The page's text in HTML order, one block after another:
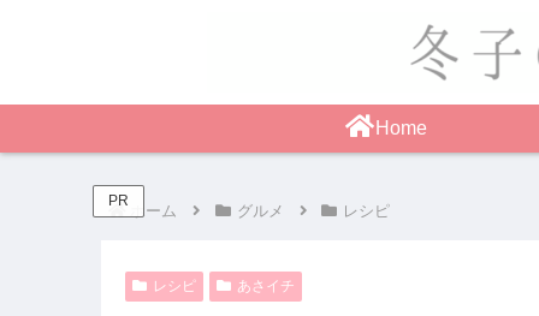
Home
PR
ホーム グルメ レシピ
レシピ あさイチ